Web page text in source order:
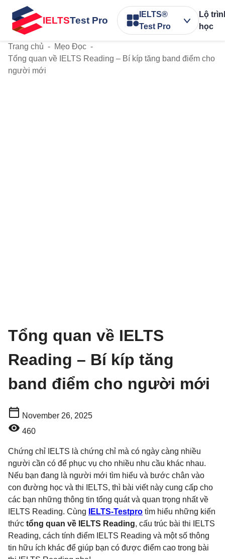
IELTSTest Pro
IELTS®
Test Pro
Lộ
học
Trang chủ - Mẹo Đọc -
Tổng quan về IELTS Reading – Bí kíp tăng band điểm cho
người mới
Tổng quan về IELTS
Reading – Bí kíp tăng
band điểm cho người mới
November 26, 2025
460
Chứng chỉ IELTS là chứng chỉ mà có ngày càng nhiều
người cần có để phục vụ cho nhiều nhu cầu khác nhau.
Nếu bạn đang là người mới tìm hiểu và bước chân vào
con đường học và thi IELTS, thì bài viết này cung cấp cho
các bạn những thông tin tổng quát và quan trọng nhất về
IELTS Reading. Cùng
IELTS-Testpro tìm hiểu những kiến
thức tổng quan về IELTS Reading, cấu trúc bài thi IELTS
Reading, cách tính điểm IELTS Reading và một số thông
tin hữu ích khác để giúp bạn có được điểm cao trong bài